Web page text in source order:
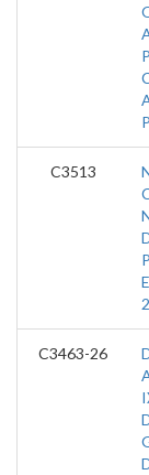
C3513
C3463-26